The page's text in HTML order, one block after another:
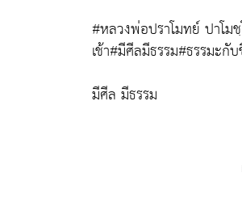
#หลวงพ่อปราโมทย์ ปาโม
เช้า#มีศีลมีธรรม#ธรรมะกั
มีศีล มีธรรม